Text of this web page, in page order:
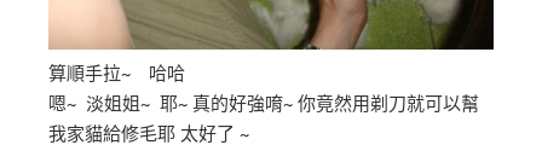
算順手拉~ 哈哈
嗯~ 淡姐姐~ 耶~ 真的好強唷~ 你竟然用剃刀就可以幫
我家貓給修毛耶 太好了 ~